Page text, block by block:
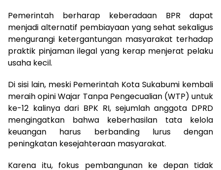
Pemerintah berharap keberadaan BPR dapat
menjadi alternatif pembiayaan yang sehat sekaligus
mengurangi ketergantungan masyarakat terhadap
praktik pinjaman ilegal yang kerap menjerat pelaku
usaha kecil.
Di sisi lain, meski Pemerintah Kota Sukabumi kembali
meraih opini Wajar Tanpa Pengecualian (WTP) untuk
ke-12 kalinya dari BPK RI, sejumlah anggota DPRD
mengingatkan bahwa keberhasilan tata kelola
keuangan harus berbanding lurus dengan
peningkatan kesejahteraan masyarakat.
Karena itu, fokus pembangunan ke depan tidak